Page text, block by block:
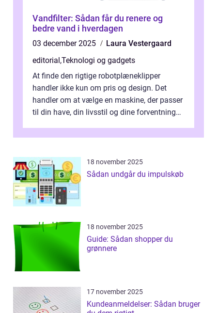
Vandfilter: Sådan får du renere og
bedre vand i hverdagen
03 december 2025
Laura Vestergaard
editorial,Teknologi og gadgets
At finde den rigtige robotplæneklipper
handler ikke kun om pris og design. Det
handler om at vælge en maskine, der passer
til din have, din livsstil og dine forventninger.
18 november 2025
Sådan undgår du impulskøb
18 november 2025
Guide: Sådan shopper du
grønnere
17 november 2025
Kundeanmeldelser: Sådan bruger